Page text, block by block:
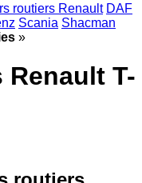
routiers Renault DAF
Scania Shacman
»
T-